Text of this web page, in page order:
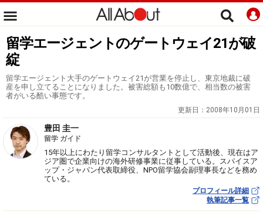
留学エージェントのゲートウェイ21が破
綻
留学エージェント大手のゲートウェイ21が営業を停止し、東京地裁に破
産を申し立てることになりました。被害総額も10数億で、相当数の被害
者がいる酷い事態です。
更新日： 2008年10月01日
豊田 圭一
留学 ガイド
15年以上にわたり留学コンサルタントとして活動後、現在はア
ジア圏で企業向けの海外研修事業に従事している。スパイスア
ップ・ジャパン代表取締役、NPO留学協会副理事長などを務め
ている。
プロフィール詳細
執筆記事一覧